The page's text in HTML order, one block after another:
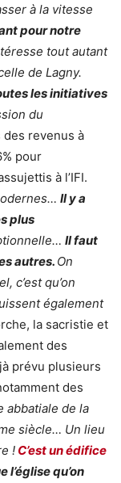
à la vitesse
pour notre
tout autant
de Lagny.
les initiatives
du
des revenus à
pour
à l’IFI.
Il y a
plus
Il faut
autres. On
c’est qu’on
également
la sacristie et
des
prévu plusieurs
des
abbatiale de la
siècle… Un lieu
! C’est un édifice
l’église qu’on